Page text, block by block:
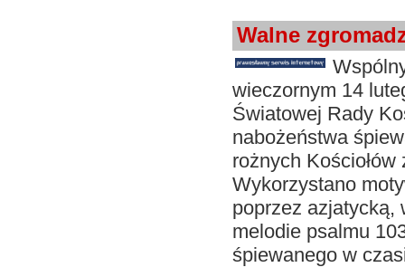
Walne
wieczornym 14
Światowej Rady
nabożeństwa
rożnych
Wykorzystano
poprzez azjatycką,
melodie psalmu
śpiewanego w